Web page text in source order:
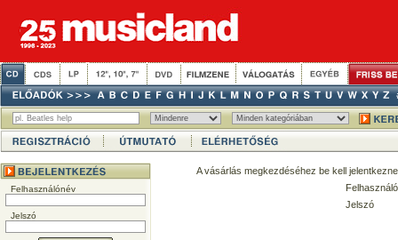
Felhasználónév
Jelszó
A vásárlás megkezdéséhez be kell
Jelszó